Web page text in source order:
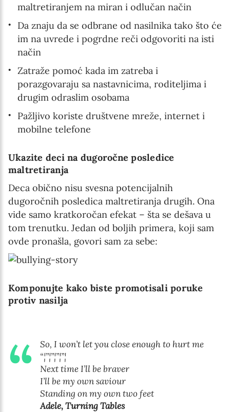
maltretiranjem na miran i odlučan način
Da znaju da se odbrane od nasilnika tako što će
im na uvrede i pogrdne reči odgovoriti na isti
način
Zatraže pomoć kada im zatreba i
porazgovaraju sa nastavnicima, roditeljima i
drugim odraslim osobama
Pažljivo koriste društvene mreže, internet i
mobilne telefone
Ukazite deci na dugoročne posledice
maltretiranja
Deca obično nisu svesna potencijalnih
dugoročnih posledica maltretiranja drugih. Ona
vide samo kratkoročan efekat – šta se dešava u
tom trenutku. Jedan od boljih primera, koji sam
ovde pronašla, govori sam za sebe:
Komponujte kako biste promotisali poruke
protiv nasilja
So, I won’t let you close enough to hurt me
“¦”¦”¦”¦”¦
Next time I’ll be braver
I’ll be my own saviour
Standing on my own two feet
Adele, Turning Tables